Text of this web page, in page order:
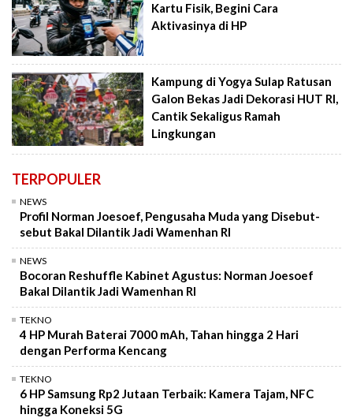
Kartu Fisik, Begini Cara
Aktivasinya di HP
Kampung di Yogya Sulap Ratusan
Galon Bekas Jadi Dekorasi HUT RI,
Cantik Sekaligus Ramah
Lingkungan
TERPOPULER
NEWS
Profil Norman Joesoef, Pengusaha Muda yang Disebut-
sebut Bakal Dilantik Jadi Wamenhan RI
NEWS
Bocoran Reshuffle Kabinet Agustus: Norman Joesoef
Bakal Dilantik Jadi Wamenhan RI
TEKNO
4 HP Murah Baterai 7000 mAh, Tahan hingga 2 Hari
dengan Performa Kencang
TEKNO
6 HP Samsung Rp2 Jutaan Terbaik: Kamera Tajam, NFC
hingga Koneksi 5G